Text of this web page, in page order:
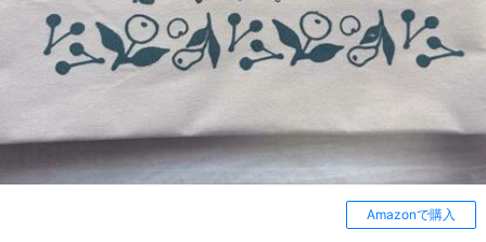
Amazonで購入